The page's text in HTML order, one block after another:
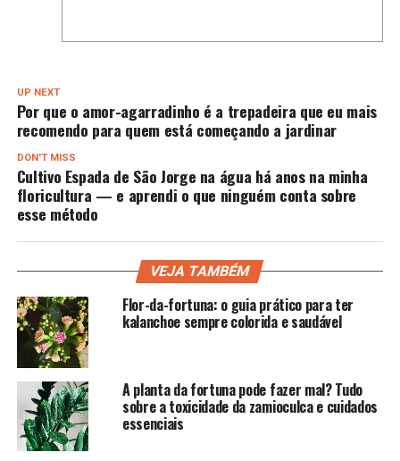
UP NEXT
Por que o amor-agarradinho é a trepadeira que eu mais
recomendo para quem está começando a jardinar
DON'T MISS
Cultivo Espada de São Jorge na água há anos na minha
floricultura — e aprendi o que ninguém conta sobre
esse método
VEJA TAMBÉM
Flor-da-fortuna: o guia prático para ter
kalanchoe sempre colorida e saudável
A planta da fortuna pode fazer mal? Tudo
sobre a toxicidade da zamioculca e cuidados
essenciais